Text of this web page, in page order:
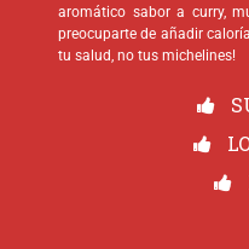
aromático sabor a curry,
preocuparte de añadir
tu salud, no tus michelines!